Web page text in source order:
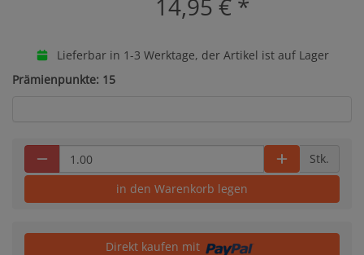
14,95 € *
Lieferbar in 1-3 Werktage, der Artikel ist auf Lager
Prämienpunkte: 15
Stk.
in den Warenkorb legen
Direkt kaufen mit